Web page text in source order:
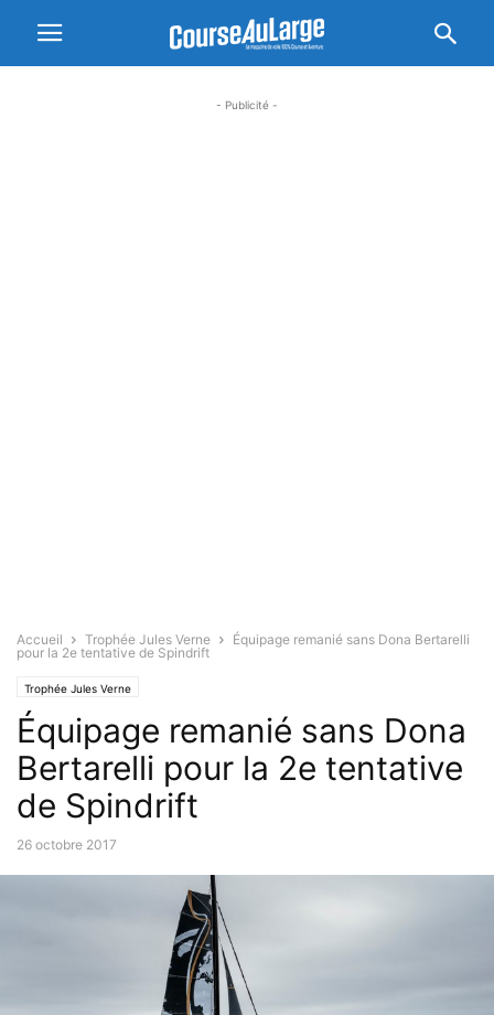
- Publicité -
Accueil Trophée Jules Verne
Équipage remanié sans Dona Bertarelli
pour la 2e tentative de Spindrift
Trophée Jules Verne
Équipage remanié sans Dona
Bertarelli pour la 2e tentative
de Spindrift
26 octobre 2017